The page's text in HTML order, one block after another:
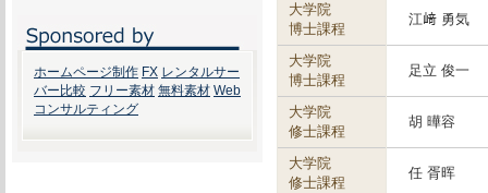
大学院
博士課程
江﨑 勇気
大学院
博士課程
足立 俊一
大学院
修士課程
胡 曄容
大学院
修士課程
任 胥晖
ホームページ制作 FX レンタルサー
バー比較 フリー素材 無料素材 Web
コンサルティング